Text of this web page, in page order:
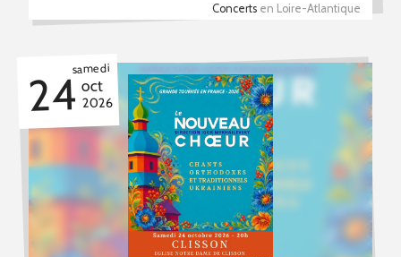
PROPOSER UN ÉVÈNEMENT
RSS ÉVÈNEMENTS
Concerts en Loire-Atlantique
samedi
24 oct
2026